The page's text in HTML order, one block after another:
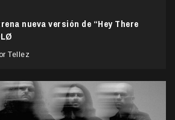
nueva versión de “Hey There
Tellez